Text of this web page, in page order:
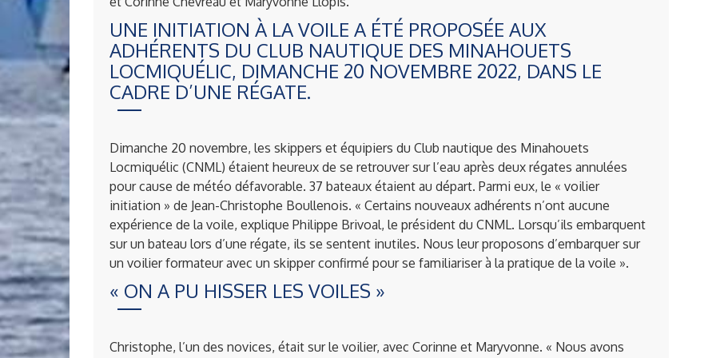
UNE INITIATION À LA VOILE A ÉTÉ PROPOSÉE AUX
ADHÉRENTS DU CLUB NAUTIQUE DES MINAHOUETS
LOCMIQUÉLIC, DIMANCHE 20 NOVEMBRE 2022, DANS LE
CADRE D’UNE RÉGATE.
Dimanche 20 novembre, les skippers et équipiers du Club nautique des Minahouets
Locmiquélic (CNML) étaient heureux de se retrouver sur l’eau après deux régates annulées
pour cause de météo défavorable. 37 bateaux étaient au départ. Parmi eux, le « voilier
initiation » de Jean-Christophe Boullenois. « Certains nouveaux adhérents n’ont aucune
expérience de la voile, explique Philippe Brivoal, le président du CNML. Lorsqu’ils embarquent
sur un bateau lors d’une régate, ils se sentent inutiles. Nous leur proposons d’embarquer sur
un voilier formateur avec un skipper confirmé pour se familiariser à la pratique de la voile ».
« ON A PU HISSER LES VOILES »
Christophe, l’un des novices, était sur le voilier, avec Corinne et Maryvonne. « Nous avons